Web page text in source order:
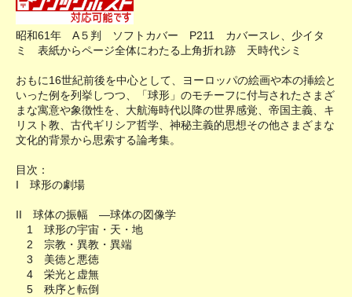
昭和61年 A５判 ソフトカバー P211 カバースレ、少イタ
ミ 表紙からページ全体にわたる上角折れ跡 天時代シミ
おもに16世紀前後を中心として、ヨーロッパの絵画や本の挿絵と
いった例を列挙しつつ、「球形」のモチーフに付与されたさまざ
まな寓意や象徴性を、大航海時代以降の世界感覚、帝国主義、キ
リスト教、古代ギリシア哲学、神秘主義的思想その他さまざまな
文化的背景から思索する論考集。
目次：
I 球形の劇場
II 球体の振幅 ―球体の図像学
1 球形の宇宙・天・地
2 宗教・異教・異端
3 美徳と悪徳
4 栄光と虚無
5 秩序と転倒